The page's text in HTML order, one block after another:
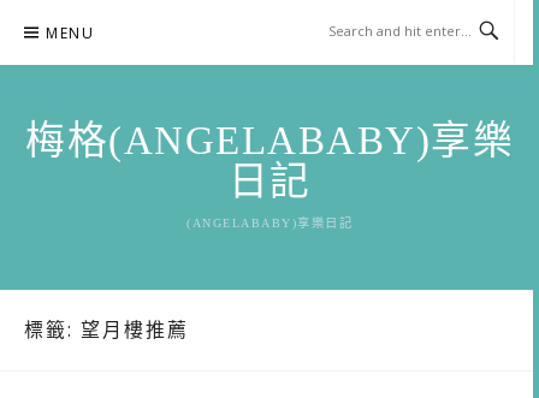
content
MENU
梅格(ANGELABABY)享樂
日記
(ANGELABABY)享樂日記
標籤: 望月樓推薦